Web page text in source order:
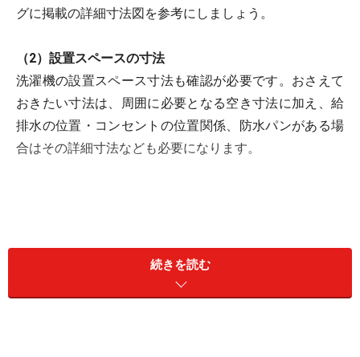
グに掲載の詳細寸法図を参考にしましょう。
（2）設置スペースの寸法
洗濯機の設置スペース寸法も確認が必要です。おさえて
おきたい寸法は、周囲に必要となる空き寸法に加え、給
排水の位置・コンセントの位置関係、防水パンがある場
合はその詳細寸法なども必要になります。
続きを読む